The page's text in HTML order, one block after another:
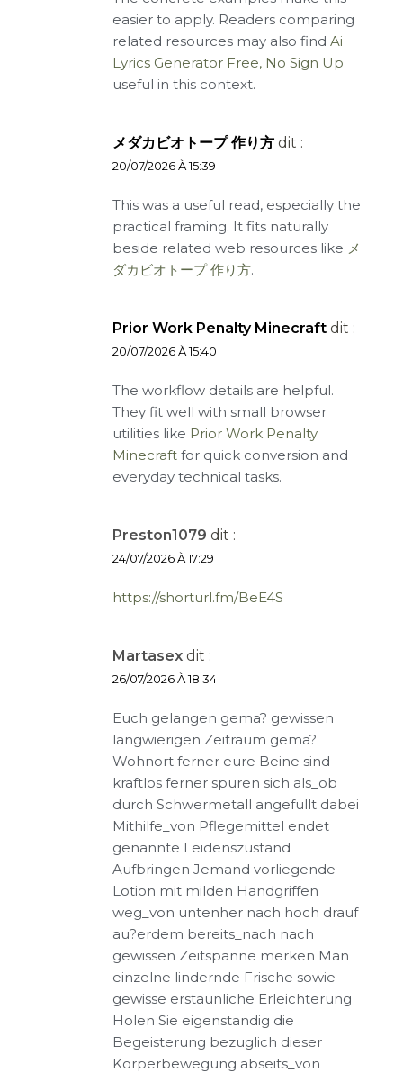
easier to apply. Readers comparing
related resources may also find Ai
Lyrics Generator Free, No Sign Up
useful in this context.
メダカビオトープ 作り方 dit :
20/07/2026 À 15:39
This was a useful read, especially the
practical framing. It fits naturally
beside related web resources like メ
ダカビオトープ 作り方.
Prior Work Penalty Minecraft dit :
20/07/2026 À 15:40
The workflow details are helpful.
They fit well with small browser
utilities like Prior Work Penalty
Minecraft for quick conversion and
everyday technical tasks.
Preston1079 dit :
24/07/2026 À 17:29
https://shorturl.fm/BeE4S
Martasex dit :
26/07/2026 À 18:34
Euch gelangen gema? gewissen
langwierigen Zeitraum gema?
Wohnort ferner eure Beine sind
kraftlos ferner spuren sich als_ob
durch Schwermetall angefullt dabei
Mithilfe_von Pflegemittel endet
genannte Leidenszustand
Aufbringen Jemand vorliegende
Lotion mit milden Handgriffen
weg_von untenher nach hoch drauf
au?erdem bereits_nach nach
gewissen Zeitspanne merken Man
einzelne lindernde Frische sowie
gewisse erstaunliche Erleichterung
Holen Sie eigenstandig die
Begeisterung bezuglich dieser
Korperbewegung abseits_von